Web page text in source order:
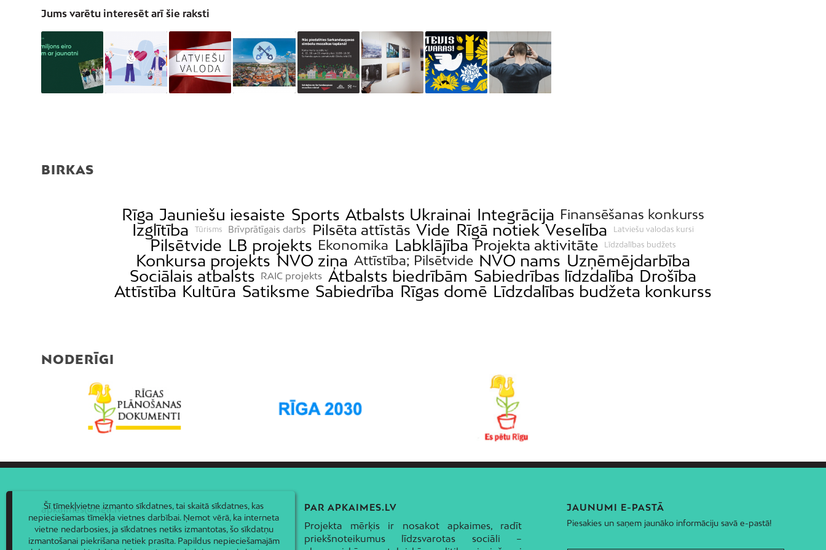
Jums varētu interesēt arī šie raksti
BIRKAS
Rīga Jauniešu iesaiste Sports Atbalsts Ukrainai Integrācija Finansēšanas konkurss
Izglītība Tūrisms Brīvprātīgais darbs Pilsēta attīstās Vide Rīgā notiek Veselība Latviešu valodas kursi
Pilsētvide LB projekts Ekonomika Labklājība Projekta aktivitāte Līdzdalības budžets
Konkursa projekts NVO ziņa Attīstība; Pilsētvide NVO nams Uzņēmējdarbība
Sociālais atbalsts
RAIC projekts Atbalsts biedrībām Sabiedrības līdzdalība Drošība
Attīstība Kultūra Satiksme Sabiedrība Rīgas domē Līdzdalības budžeta konkurss
NODERĪGI
apkaimes@riga.lv PAR APKAIMES.LV
Projekta mērķis ir nosakot apkaimes, radīt
priekšnoteikumus līdzsvarotas sociāli –
JAUNUMI E-PASTĀ
Piesakies un saņem jaunāko informāciju savā e-pastā!
Šī tīmekļvietne izmanto sīkdatnes, tai skaitā sīkdatnes, kas
nepieciešamas tīmekļa vietnes darbībai. Ņemot vērā, ka interneta
vietne nedarbosies, ja sīkdatnes netiks izmantotas, šo sīkdatņu
izmantošanai piekrišana netiek prasīta. Papildus nepieciešamajām